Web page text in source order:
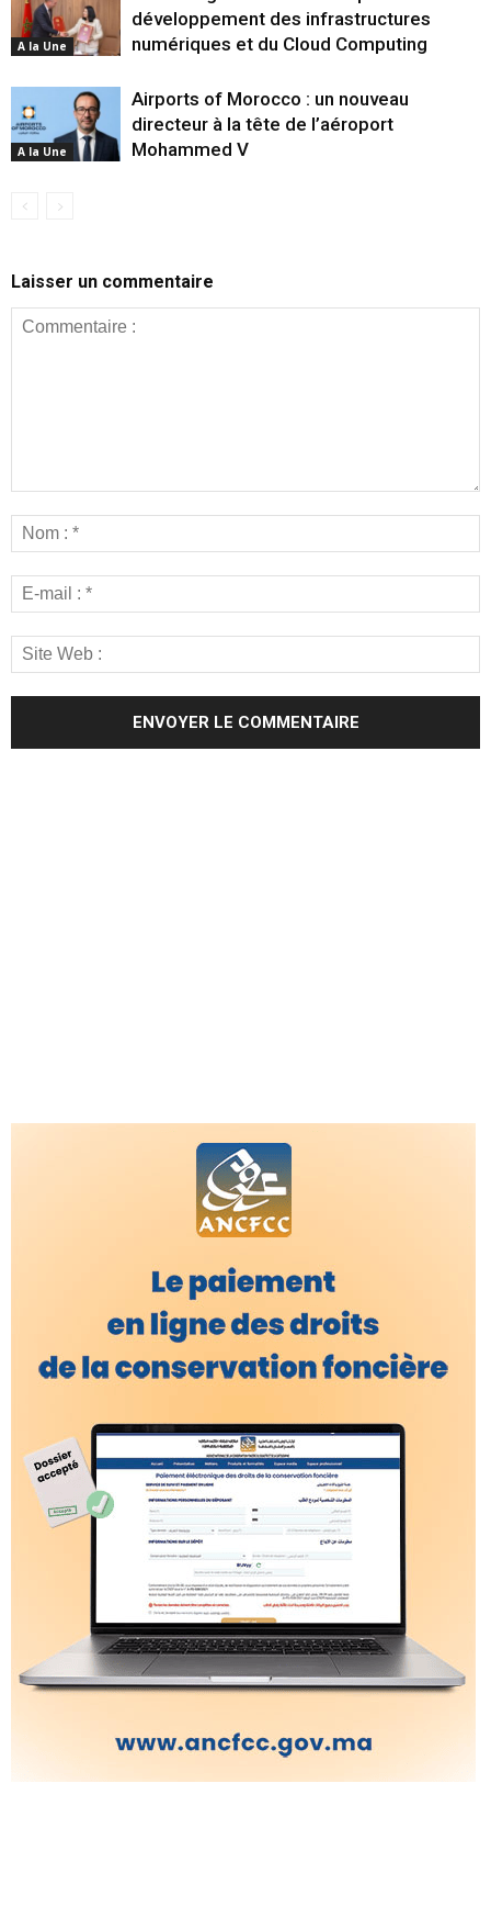
A la Une
développement des infrastructures
numériques et du Cloud Computing
A la Une
Airports of Morocco : un nouveau
directeur à la tête de l’aéroport
Mohammed V
Laisser un commentaire